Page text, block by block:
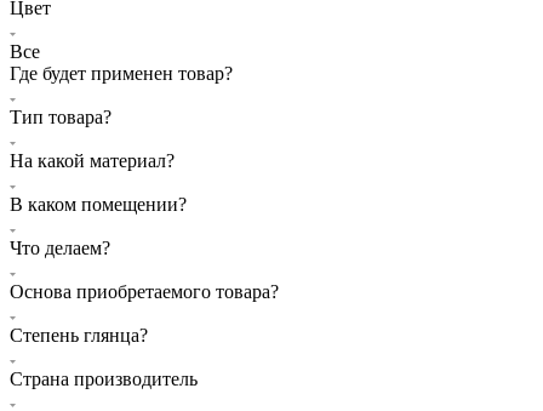
Цвет
Все
Где будет применен товар?
Тип товара?
На какой материал?
В каком помещении?
Что делаем?
Основа приобретаемого товара?
Степень глянца?
Страна производитель